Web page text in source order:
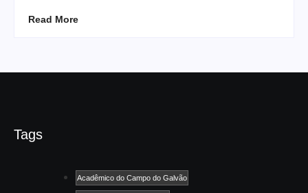
Read More
Tags
Acadêmico do Campo do Galvão